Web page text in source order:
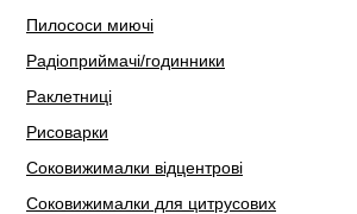
Пилососи миючі
Радіоприймачі/годинники
Раклетниці
Рисоварки
Соковижималки відцентрові
Соковижималки для цитрусових